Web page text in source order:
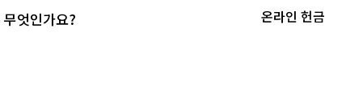
엇인가요?
온라인 헌금